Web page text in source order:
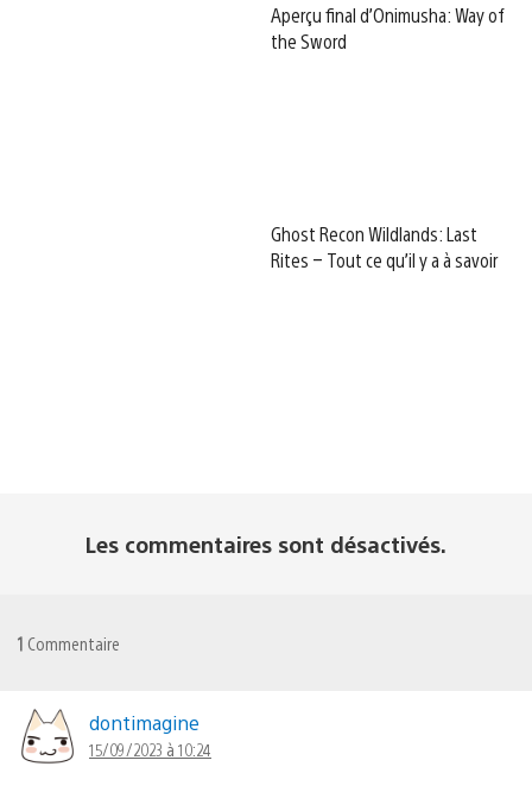
Aperçu final d’Onimusha: Way of
the Sword
Ghost Recon Wildlands: Last
Rites – Tout ce qu’il y a à savoir
Les commentaires sont désactivés.
1 Commentaire
dontimagine
15/09/2023 à 10:24